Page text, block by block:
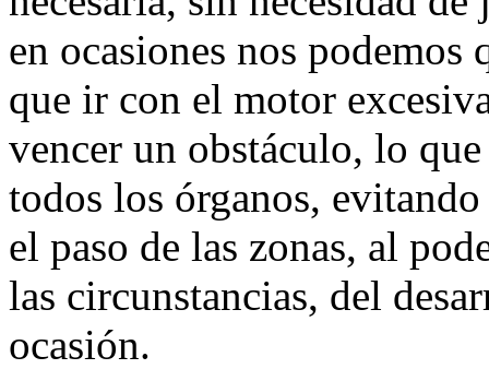
en ocasiones nos
que ir con el motor
vencer un obstáculo, lo
todos los órganos,
el paso de las zonas, al
las circunstancias, del
ocasión.